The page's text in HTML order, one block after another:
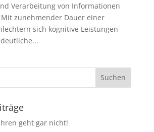
Verarbeitung von Informationen
zunehmender Dauer einer
sich kognitive Leistungen
geht gar nicht!